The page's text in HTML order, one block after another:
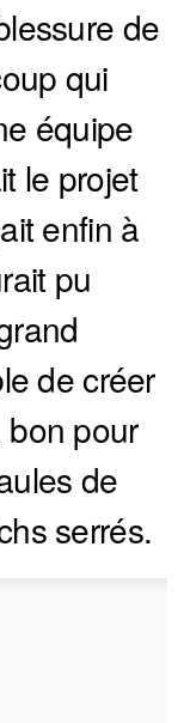
de
qui
équipe
le projet
enfin à
pu
de créer
pour
de
serrés.